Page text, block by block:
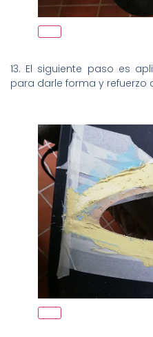
13. El siguiente paso es
para darle forma y refuerzo